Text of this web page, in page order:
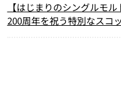
【はじまりのシングルモ
200周年を祝う特別なスコ